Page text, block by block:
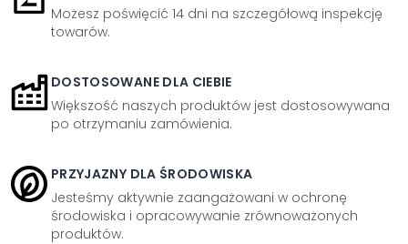
Możesz poświęcić 14 dni na szczegółową inspekcję
towarów.
DOSTOSOWANE DLA CIEBIE
Większość naszych produktów jest dostosowywana
po otrzymaniu zamówienia.
PRZYJAZNY DLA ŚRODOWISKA
Jesteśmy aktywnie zaangażowani w ochronę
środowiska i opracowywanie zrównoważonych
produktów.